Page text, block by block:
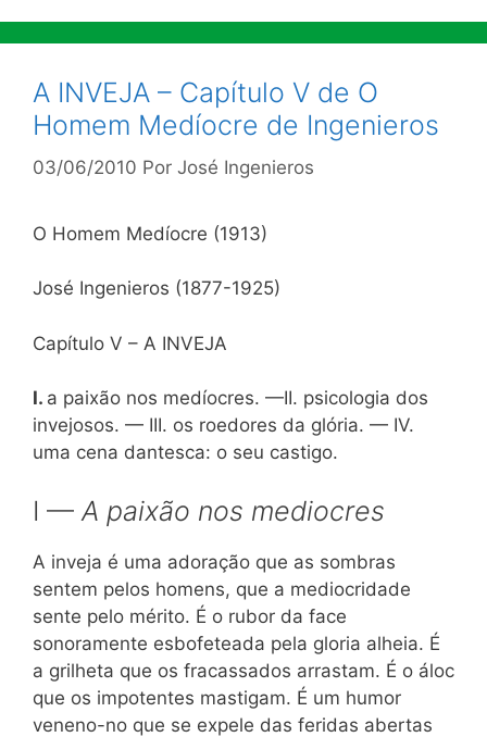
A INVEJA – Capítulo V de O
Homem Medíocre de Ingenieros
03/06/2010 Por José Ingenieros
O Homem Medíocre (1913)
José Ingenieros (1877-1925)
Capítulo V – A INVEJA
I. a paixão nos medíocres. —II. psicologia dos
invejosos. — III. os roedores da glória. — IV.
uma cena dantesca: o seu castigo.
I — A paixão nos mediocres
A inveja é uma adoração que as sombras
sentem pelos homens, que a mediocridade
sente pelo mérito. É o rubor da face
sonoramente esbofeteada pela gloria alheia. É
a grilheta que os fracassados arrastam. É o áloc
que os impotentes mastigam. É um humor
veneno-no que se expele das feridas abertas